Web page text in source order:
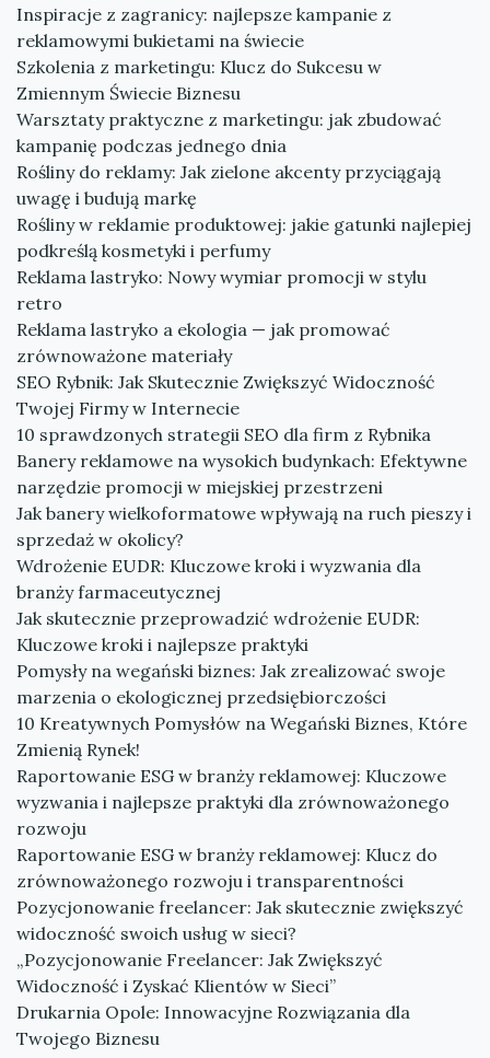
Inspiracje z zagranicy: najlepsze kampanie z
reklamowymi bukietami na świecie
Szkolenia z marketingu: Klucz do Sukcesu w
Zmiennym Świecie Biznesu
Warsztaty praktyczne z marketingu: jak zbudować
kampanię podczas jednego dnia
Rośliny do reklamy: Jak zielone akcenty przyciągają
uwagę i budują markę
Rośliny w reklamie produktowej: jakie gatunki najlepiej
podkreślą kosmetyki i perfumy
Reklama lastryko: Nowy wymiar promocji w stylu
retro
Reklama lastryko a ekologia — jak promować
zrównoważone materiały
SEO Rybnik: Jak Skutecznie Zwiększyć Widoczność
Twojej Firmy w Internecie
10 sprawdzonych strategii SEO dla firm z Rybnika
Banery reklamowe na wysokich budynkach: Efektywne
narzędzie promocji w miejskiej przestrzeni
Jak banery wielkoformatowe wpływają na ruch pieszy i
sprzedaż w okolicy?
Wdrożenie EUDR: Kluczowe kroki i wyzwania dla
branży farmaceutycznej
Jak skutecznie przeprowadzić wdrożenie EUDR:
Kluczowe kroki i najlepsze praktyki
Pomysły na wegański biznes: Jak zrealizować swoje
marzenia o ekologicznej przedsiębiorczości
10 Kreatywnych Pomysłów na Wegański Biznes, Które
Zmienią Rynek!
Raportowanie ESG w branży reklamowej: Kluczowe
wyzwania i najlepsze praktyki dla zrównoważonego
rozwoju
Raportowanie ESG w branży reklamowej: Klucz do
zrównoważonego rozwoju i transparentności
Pozycjonowanie freelancer: Jak skutecznie zwiększyć
widoczność swoich usług w sieci?
„Pozycjonowanie Freelancer: Jak Zwiększyć
Widoczność i Zyskać Klientów w Sieci”
Drukarnia Opole: Innowacyjne Rozwiązania dla
Twojego Biznesu